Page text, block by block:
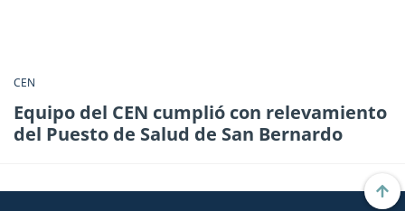
CEN
Equipo del CEN cumplió con relevamiento
del Puesto de Salud de San Bernardo